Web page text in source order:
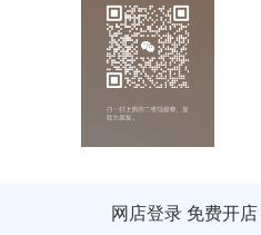
网店登录 免费开店